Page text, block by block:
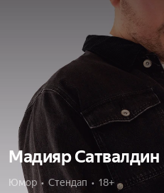
Мадияр Сатвалдин
Юмор  •  Стендап  •  18+